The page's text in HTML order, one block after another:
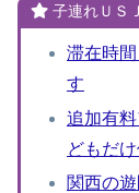
子連れＵＳ
滞在時
す
追加有
どもだ
関西の